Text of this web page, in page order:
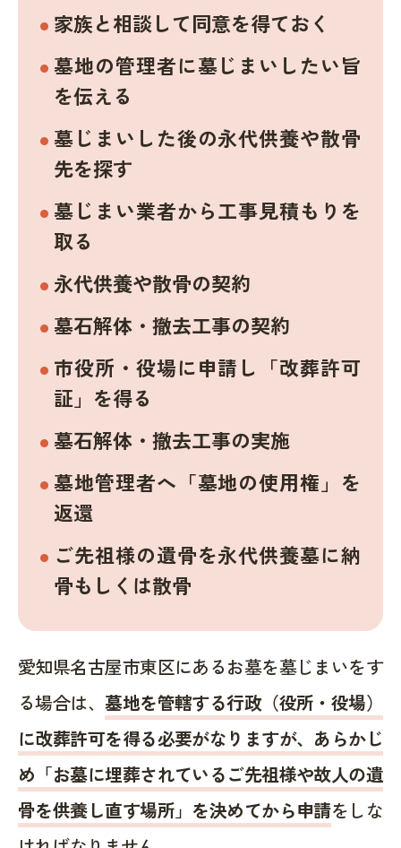
家族と相談して同意を得ておく
墓地の管理者に墓じまいしたい旨
を伝える
墓じまいした後の永代供養や散骨
先を探す
墓じまい業者から工事見積もりを
取る
永代供養や散骨の契約
墓石解体・撤去工事の契約
市役所・役場に申請し「改葬許可
証」を得る
墓石解体・撤去工事の実施
墓地管理者へ「墓地の使用権」を
返還
ご先祖様の遺骨を永代供養墓に納
骨もしくは散骨
愛知県名古屋市東区にあるお墓を墓じまいをす
る場合は、墓地を管轄する行政（役所・役場）
に改葬許可を得る必要がなりますが、あらかじ
め「お墓に埋葬されているご先祖様や故人の遺
骨を供養し直す場所」を決めてから申請をしな